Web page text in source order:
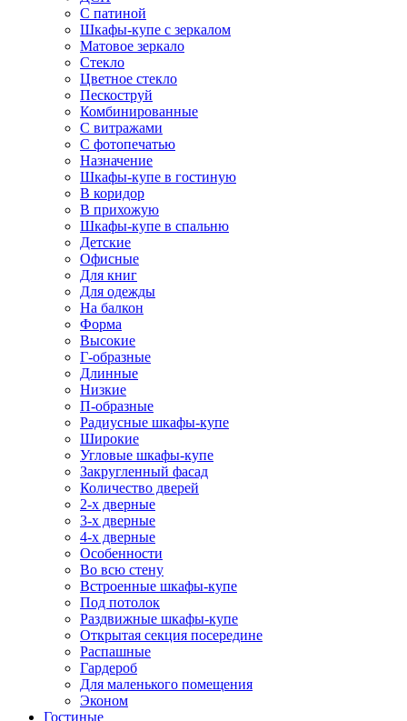
С патиной
Шкафы-купе с зеркалом
Матовое зеркало
Стекло
Цветное стекло
Пескоструй
Комбинированные
С витражами
С фотопечатью
Назначение
Шкафы-купе в гостиную
В коридор
В прихожую
Шкафы-купе в спальню
Детские
Офисные
Для книг
Для одежды
На балкон
Форма
Высокие
Г-образные
Длинные
Низкие
П-образные
Радиусные шкафы-купе
Широкие
Угловые шкафы-купе
Закругленный фасад
Количество дверей
2-х дверные
3-х дверные
4-х дверные
Особенности
Во всю стену
Встроенные шкафы-купе
Под потолок
Раздвижные шкафы-купе
Открытая секция посередине
Распашные
Гардероб
Для маленького помещения
Эконом
Гостиные